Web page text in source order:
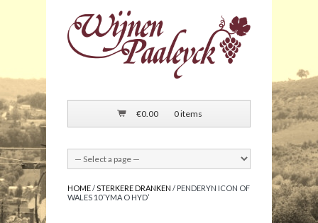
€0.00 0 items
HOME/STERKERE DRANKEN / PENDERYN ICON OF
WALES 10 ‘YMA O HYD’